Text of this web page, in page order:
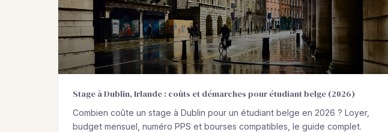
Stage à Dublin, Irlande : coûts et démarches pour étudiant belge (2026)
Combien coûte un stage à Dublin pour un étudiant belge en 2026 ? Loyer,
budget mensuel, numéro PPS et bourses compatibles, le guide complet.